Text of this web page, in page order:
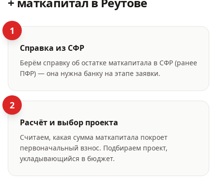
1
Справка из СФР
Берём справку об остатке маткапитала в СФР (ранее
ПФР) — она нужна банку на этапе заявки.
2
Расчёт и выбор проекта
Считаем, какая сумма маткапитала покроет
первоначальный взнос. Подбираем проект,
укладывающийся в бюджет.